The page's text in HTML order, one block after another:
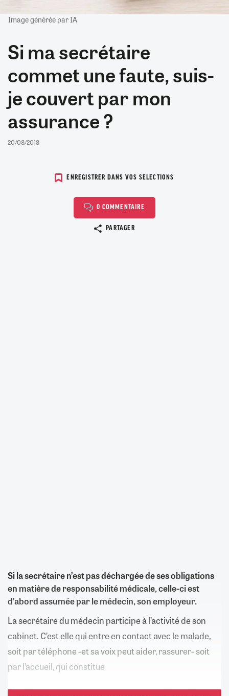
Image générée par IA
Si ma secrétaire
commet une faute, suis-
je couvert par mon
assurance ?
20/08/2018
ENREGISTRER DANS VOS SELECTIONS
0 COMMENTAIRE
PARTAGER
Si la secrétaire n’est pas déchargée de ses obligations
en matière de responsabilité médicale, celle-ci est
d’abord assumée par le médecin, son employeur.
La secrétaire du médecin participe à l’activité de son
cabinet. C’est elle qui entre en contact avec le malade,
soit par téléphone -et sa voix peut aider, rassurer- soit
par l’accueil, qui constitue